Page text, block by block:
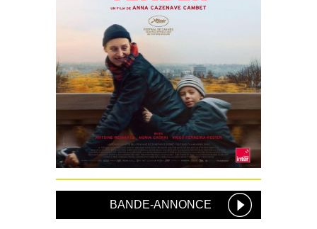
BANDE-ANNONCE